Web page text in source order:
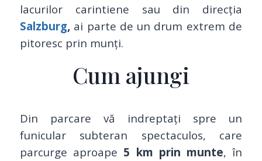
lacurilor carintiene sau din direcția
Salzburg, ai parte de un drum extrem de
pitoresc prin munți.
Cum ajungi
Din parcare vă indreptați spre un
funicular subteran spectaculos, care
parcurge aproape 5 km prin munte, în